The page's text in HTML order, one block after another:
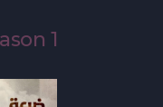
1